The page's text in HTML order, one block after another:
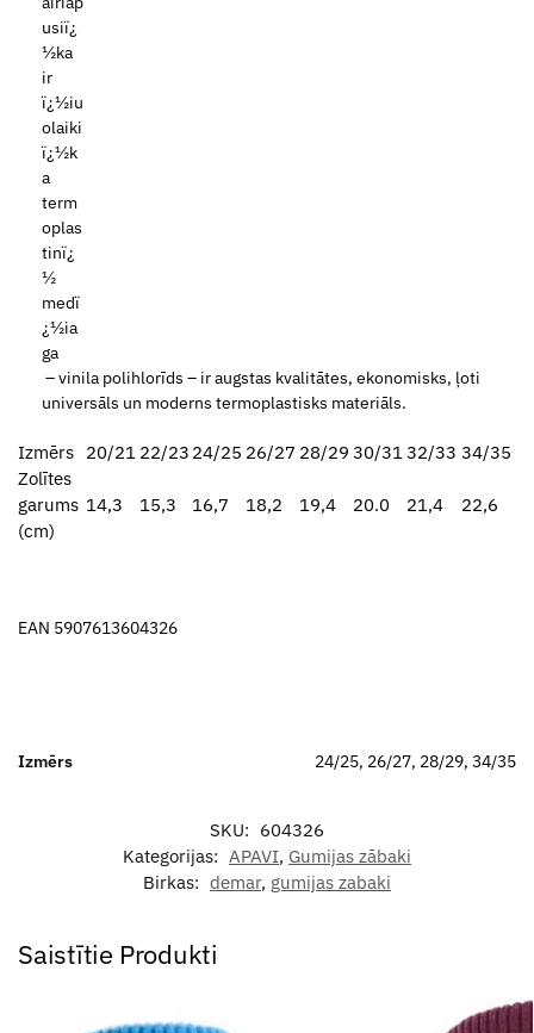
– vinila polihlorīds – ir augstas kvalitātes, ekonomisks, ļoti
universāls un moderns termoplastisks materiāls.
Izmērs 20/21 22/23 24/25 26/27 28/29 30/31 32/33 34/35
Zolītes
garums
(cm)
14,3 15,3 16,7 18,2 19,4 20.0 21,4 22,6
EAN 5907613604326
Izmērs 24/25, 26/27, 28/29, 34/35
SKU: 604326
Kategorijas: APAVI, Gumijas zābaki
Birkas: demar, gumijas zabaki
Saistītie Produkti